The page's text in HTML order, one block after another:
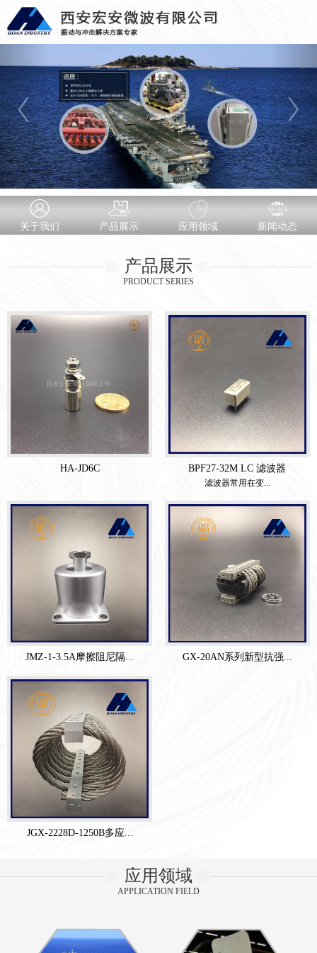
关于我们 产品展示 应用领域 新闻动态
产品展示
PRODUCT SERIES
HA-JD6C BPF27-32M LC 滤波器
滤波器常用在变...
JMZ-1-3.5A摩擦阻尼隔... GX-20AN系列新型抗强...
JGX-2228D-1250B多应...
应用领域
APPLICATION FIELD